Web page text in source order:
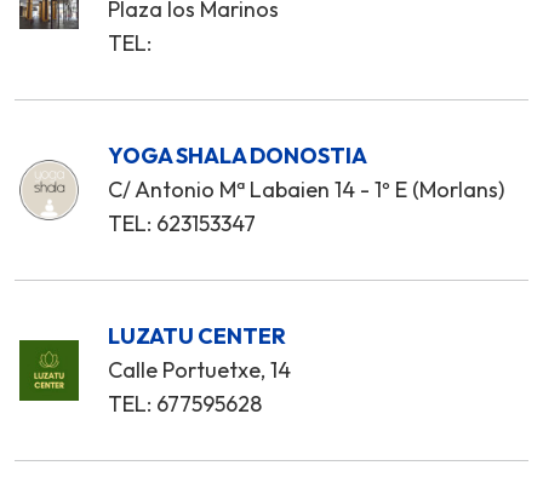
Plaza los Marinos
TEL:
YOGA SHALA DONOSTIA
C/ Antonio Mª Labaien 14 - 1º E (Morlans)
TEL: 623153347
LUZATU CENTER
Calle Portuetxe, 14
TEL: 677595628